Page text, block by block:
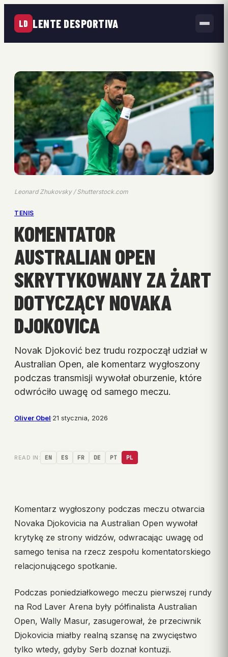
LD LENTE DESPORTIVA
Leonard Zhukovsky / Shutterstock.com
TENIS
KOMENTATOR
AUSTRALIAN OPEN
SKRYTYKOWANY ZA ŻART
DOTYCZĄCY NOVAKA
DJOKOVICA
Novak Djoković bez trudu rozpoczął udział w
Australian Open, ale komentarz wygłoszony
podczas transmisji wywołał oburzenie, które
odwróciło uwagę od samego meczu.
Oliver Obel·21 stycznia, 2026
READ IN: EN ES FR DE PT PL
Komentarz wygłoszony podczas meczu otwarcia
Novaka Djokovicia na Australian Open wywołał
krytykę ze strony widzów, odwracając uwagę od
samego tenisa na rzecz zespołu komentatorskiego
relacjonującego spotkanie.
Podczas poniedziałkowego meczu pierwszej rundy
na Rod Laver Arena były półfinalista Australian
Open, Wally Masur, zasugerował, że przeciwnik
Djokovicia miałby realną szansę na zwycięstwo
tylko wtedy, gdyby Serb doznał kontuzji.